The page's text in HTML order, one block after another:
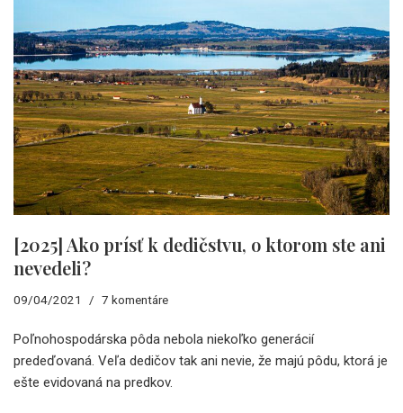
[2025] Ako prísť k dedičstvu, o ktorom ste ani
nevedeli?
09/04/2021 7 komentáre
Poľnohospodárska pôda nebola niekoľko generácií
predeďovaná. Veľa dedičov tak ani nevie, že majú pôdu, ktorá je
ešte evidovaná na predkov.